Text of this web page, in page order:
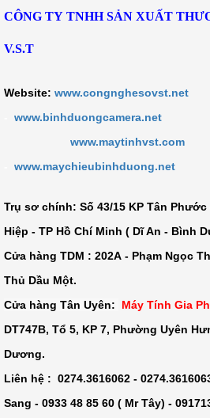
CÔNG TY TNHH SẢN XUẤT
V.S.T
Website: www.congnghesovst.net
www.binhduongcamera.net
www.maytinhvst.com
www.maychieubinhduong.net
Trụ sơ chính: Số 43/15 KP Tân
Hiệp - TP Hồ Chí Minh ( Dĩ An - Bình
Cửa hàng TDM : 202A - Phạm Ngọc
Thủ Dầu Một.
Cửa hàng Tân Uyên:
Máy Tính Gia
DT747B, Tổ 5, KP 7, Phường Uyên
Dương.
Liên hệ : 0274.3616062 -
Sang - 0933 48 85 60 ( Mr Tây) -